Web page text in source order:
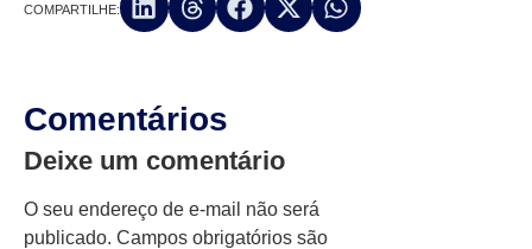
COMPARTILHE:
Comentários
Deixe um comentário
O seu endereço de e-mail não será
publicado. Campos obrigatórios são